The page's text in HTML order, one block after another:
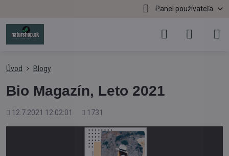
Panel používateľa
Úvod Blogy
Bio Magazín, Leto 2021
Pridané
12.7.2021 12:02:01
Počet
1731